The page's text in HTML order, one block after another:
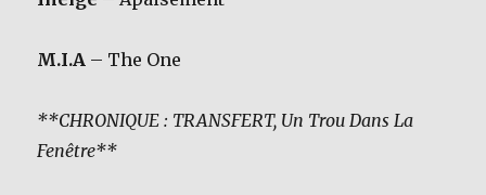
M.I.A – The One
**CHRONIQUE : TRANSFERT, Un Trou Dans La
Fenêtre**